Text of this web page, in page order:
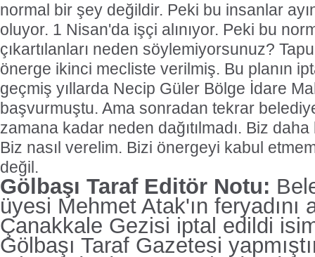
normal bir şey değildir. Peki bu insanlar
oluyor. 1 Nisan'da işçi alınıyor. Peki bu
çıkartılanları neden söylemiyorsunuz?
önerge ikinci mecliste verilmiş. Bu planın
geçmiş yıllarda Necip Güler Bölge İdare
başvurmuştu. Ama sonradan tekrar
zamana kadar neden dağıtılmadı. Biz
Biz nasıl verelim. Bizi önergeyi kabul
değil.
Gölbaşı Taraf Editör Notu:
üyesi Mehmet Atak'ın feryadını
Çanakkale Gezisi iptal edildi
Gölbaşı Taraf Gazetesi